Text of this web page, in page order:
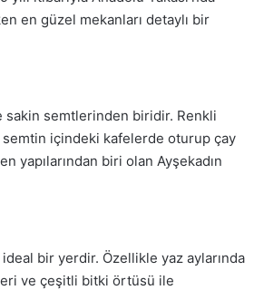
en güzel mekanları detaylı bir
sakin semtlerinden biridir. Renkli
semtin içindeki kafelerde oturup çay
yapılarından biri olan Ayşekadın
bir yerdir. Özellikle yaz aylarında
ve çeşitli bitki örtüsü ile